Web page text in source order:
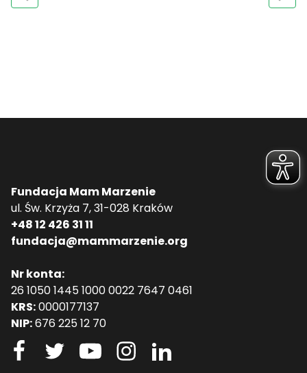
Fundacja Mam Marzenie
ul. Św. Krzyża 7, 31-028 Kraków
+48 12 426 31 11
fundacja@mammarzenie.org
Nr konta:
26 1050 1445 1000 0022 7647 0461
KRS:0000177137
NIP:676 225 12 70